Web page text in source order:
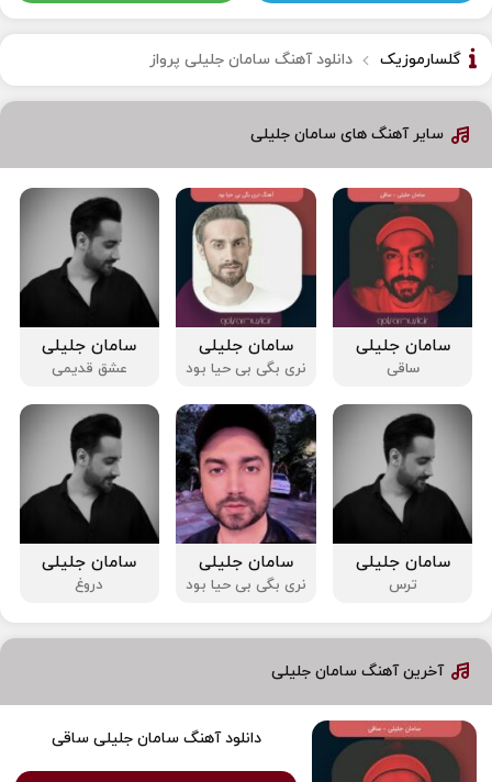
گلسارموزیک دانلود آهنگ سامان جلیلی پرواز
سایر آهنگ های سامان جلیلی
سامان جلیلی
ساقی
سامان جلیلی
نری بگی بی حیا بود
سامان جلیلی
عشق قدیمی
سامان جلیلی
ترس
سامان جلیلی
نری بگی بی حیا بود
سامان جلیلی
دروغ
آخرین آهنگ سامان جلیلی
دانلود آهنگ سامان جلیلی ساقی